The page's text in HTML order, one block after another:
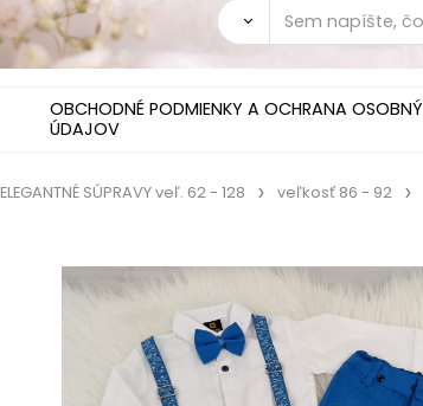
OBCHODNÉ PODMIENKY A OCHRANA OSOBNÝ
ÚDAJOV
ELEGANTNÉ SÚPRAVY veľ. 62 - 128 veľkosť 86 - 92